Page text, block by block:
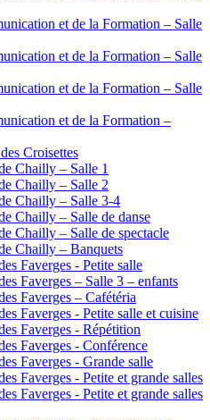
et de la Formation – Salle
et de la Formation – Salle
et de la Formation – Salle
et de la Formation –
Croisettes
Chailly – Salle 1
Chailly – Salle 2
Chailly – Salle 3-4
Chailly – Salle de danse
Chailly – Salle de spectacle
Chailly – Banquets
Faverges - Petite salle
Faverges – Salle 3 – enfants
Faverges – Cafétéria
Faverges - Petite salle et cuisine
Faverges - Répétition
Faverges - Conférence
Faverges - Grande salle
Faverges - Petite et grande salles
Faverges - Petite et grande salles